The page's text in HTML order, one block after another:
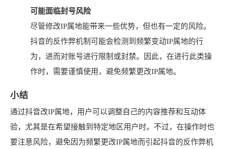
可能面临封号风险
尽管修改IP属地能带来一些优势，但也有一定的风险。
抖音的反作弊机制可能会检测到频繁变动IP属地的行
为，进而对账号进行限制或封禁。因此，在进行此类操
作时，需要谨慎使用，避免频繁更改IP属地。
小结
通过抖音改IP属地，用户可以调整自己的内容推荐和互动体
验，尤其是在希望接触到特定地区用户时。不过，在操作时也
要注意风险，避免因为频繁更改IP属地而引起抖音的反作弊机